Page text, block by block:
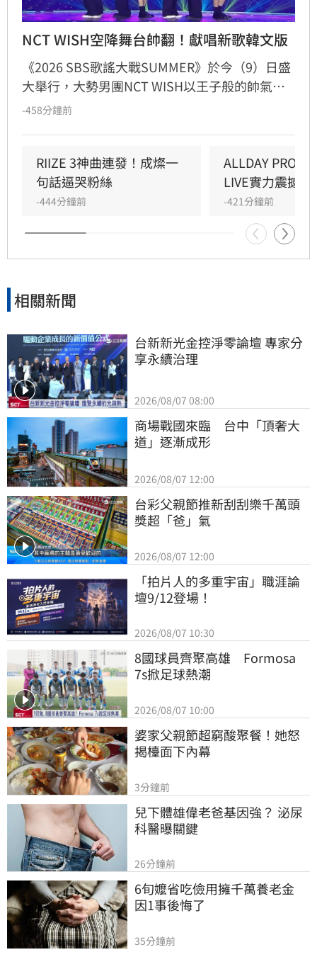
NCT WISH空降舞台帥翻！獻唱新歌韓文版
《2026 SBS歌謠大戰SUMMER》於今（9）日盛
大舉行，大勢男團NCT WISH以王子般的帥氣造
型從半空降落登場，引發全場粉絲熱烈歡呼。成
完美展現從清新青春到甜美俏皮的多變風格。
NCT WISH不僅透過穩健的現場演唱實力炒熱夏
日祭典氣氛，更與台下觀眾熱情互動，分享首次
演出韓文版單曲的喜悅。這場充滿活力與清涼感
的舞台表演，不僅展現了成員們的絕佳默契，也
以洗腦旋律與動感節奏，成功將夏日限定的音樂
-458分鐘前
RIIZE 3神曲連發！成燦一
句話逼哭粉絲
-444分鐘前
ALLDAY
LIVE實力震撼全
-421分鐘前
相關新聞
台新新光金控淨零論壇 專家分
享永續治理
2026/08/07 08:00
商場戰國來臨　台中「頂奢大
道」逐漸成形
2026/08/07 12:00
台彩父親節推新刮刮樂千萬頭
獎超「爸」氣
2026/08/07 12:00
「拍片人的多重宇宙」職涯論
壇9/12登場！
2026/08/07 10:30
8國球員齊聚高雄　Formosa
7s掀足球熱潮
2026/08/07 10:00
婆家父親節超窮酸聚餐！她怒
揭檯面下內幕
3分鐘前
兒下體雄偉老爸基因強？ 泌尿
科醫曝關鍵
26分鐘前
6旬嬤省吃儉用擁千萬養老金
因1事後悔了
35分鐘前